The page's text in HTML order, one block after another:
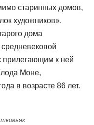
старинных домов,
художников»,
дома
прилегающим к ней
Моне,
в возрасте 86 лет.